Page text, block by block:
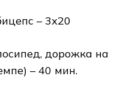
– 3х20
дорожка на
– 40 мин.